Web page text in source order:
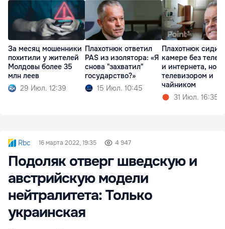
За месяц мошенники
похитили у жителей
Молдовы более 35
млн леев
29 Июл. 12:39
Плахотнюк ответил
PAS из изолятора: «Я
снова "захватил"
государство?»
15 Июл. 10:45
Плахотнюк сидит
камере без
и интернета, но с
телевизором и
чайником
31 Июл. 16:35
Rbc 16 марта 2022, 19:35 4 947
Подоляк отверг шведскую и
австрийскую модели
нейтралитета: Только
украинская